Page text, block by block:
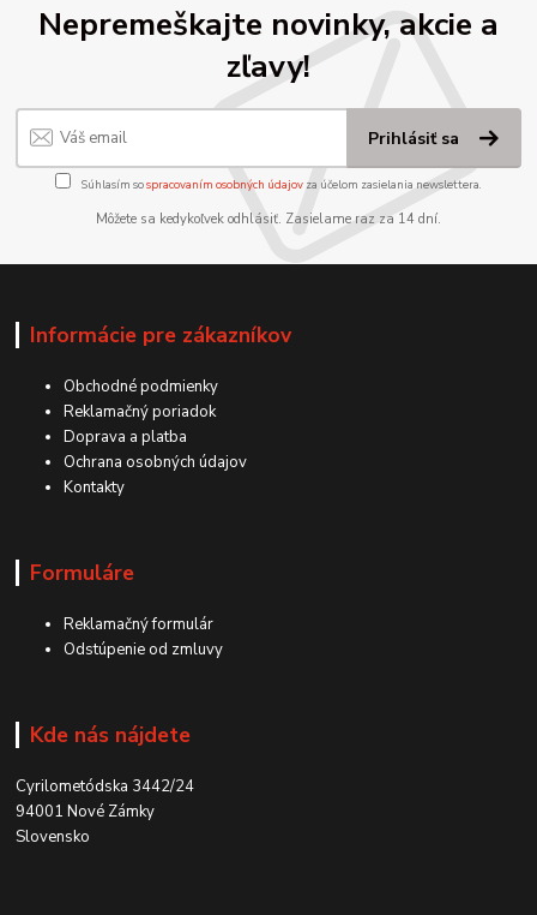
Nepremeškajte novinky, akcie a
zľavy!
Prihlásiť sa
Súhlasím sospracovaním osobných údajov za účelom zasielania newslettera.
Môžete sa kedykoľvek odhlásiť. Zasielame raz za 14 dní.
Informácie pre zákazníkov
Obchodné podmienky
Reklamačný poriadok
Doprava a platba
Ochrana osobných údajov
Kontakty
Formuláre
Reklamačný formulár
Odstúpenie od zmluvy
Kde nás nájdete
Cyrilometódska 3442/24
94001 Nové Zámky
Slovensko